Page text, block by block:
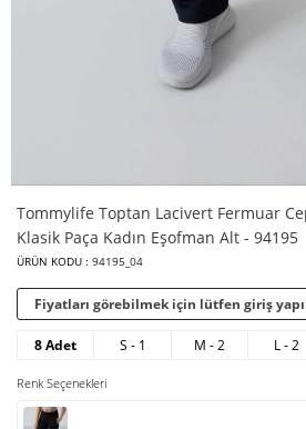
Tommylife Toptan Lacivert Fermuar
Klasik Paça Kadın Eşofman Alt - 94195
ÜRÜN KODU : 94195_04
Fiyatları görebilmek için lütfen giriş
8 Adet S - 1 M - 2 L - 2
Renk Seçenekleri